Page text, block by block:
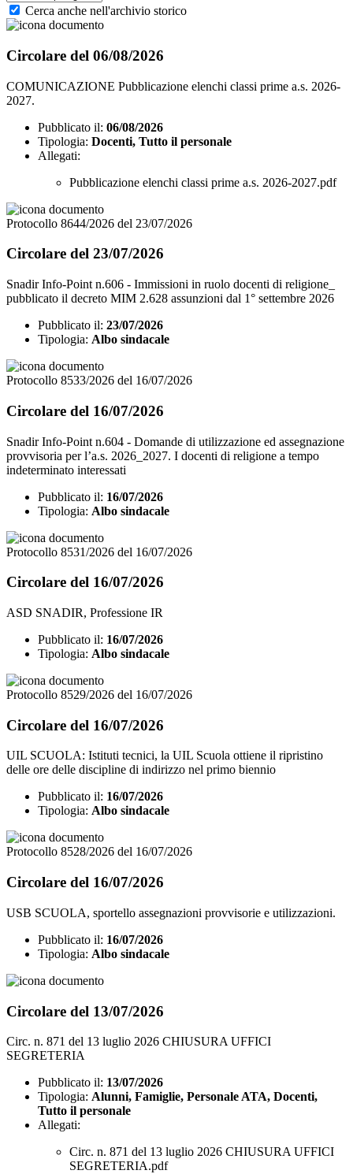
Cerca anche nell'archivio storico
Circolare del 06/08/2026
COMUNICAZIONE Pubblicazione elenchi classi prime a.s. 2026-
2027.
Pubblicato il: 06/08/2026
Tipologia: Docenti, Tutto il personale
Allegati:
Pubblicazione elenchi classi prime a.s. 2026-2027.pdf
Protocollo 8644/2026 del 23/07/2026
Circolare del 23/07/2026
Snadir Info-Point n.606 - Immissioni in ruolo docenti di religione_
pubblicato il decreto MIM 2.628 assunzioni dal 1° settembre 2026
Pubblicato il: 23/07/2026
Tipologia: Albo sindacale
Protocollo 8533/2026 del 16/07/2026
Circolare del 16/07/2026
Snadir Info-Point n.604 - Domande di utilizzazione ed assegnazione
provvisoria per l’a.s. 2026_2027. I docenti di religione a tempo
indeterminato interessati
Pubblicato il: 16/07/2026
Tipologia: Albo sindacale
Protocollo 8531/2026 del 16/07/2026
Circolare del 16/07/2026
ASD SNADIR, Professione IR
Pubblicato il: 16/07/2026
Tipologia: Albo sindacale
Protocollo 8529/2026 del 16/07/2026
Circolare del 16/07/2026
UIL SCUOLA: Istituti tecnici, la UIL Scuola ottiene il ripristino
delle ore delle discipline di indirizzo nel primo biennio
Pubblicato il: 16/07/2026
Tipologia: Albo sindacale
Protocollo 8528/2026 del 16/07/2026
Circolare del 16/07/2026
USB SCUOLA, sportello assegnazioni provvisorie e utilizzazioni.
Pubblicato il: 16/07/2026
Tipologia: Albo sindacale
Circolare del 13/07/2026
Circ. n. 871 del 13 luglio 2026 CHIUSURA UFFICI
SEGRETERIA
Pubblicato il: 13/07/2026
Tipologia: Alunni, Famiglie, Personale ATA, Docenti,
Tutto il personale
Allegati:
Circ. n. 871 del 13 luglio 2026 CHIUSURA UFFICI
SEGRETERIA.pdf